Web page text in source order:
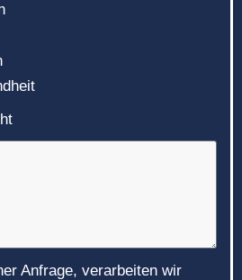
Anfrage, verarbeiten wir